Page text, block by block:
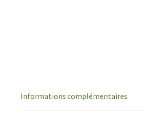
Informations complémentaires